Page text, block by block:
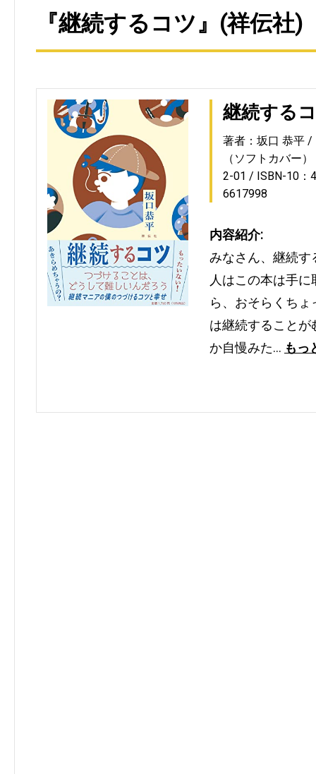
『継続するコツ』(祥伝社)
継続する
著者：坂口 恭平
（ソフトカバー
2-01
ISBN-10：
6617998
内容紹介:
みなさん、継続す
人はこの本は手
ら、おそらくち
は継続すること
か自慢みた… もっ